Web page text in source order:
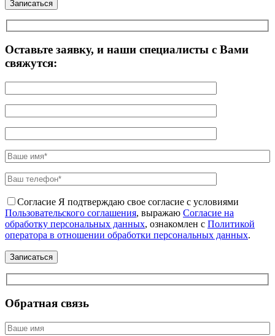
Оставьте заявку, и наши специалисты с Вами
свяжутся:
Согласие Я подтверждаю свое согласие с условиями
Пользовательского соглашения, выражаю Согласие на
обработку персональных данных, ознакомлен с Политикой
оператора в отношении обработки персональных данных.
Обратная связь